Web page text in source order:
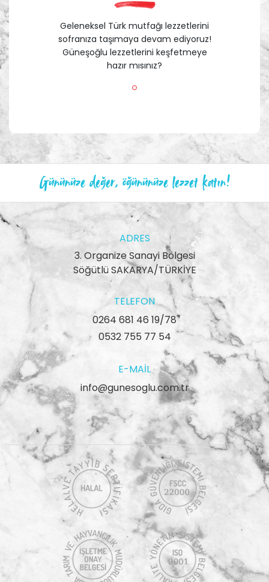
Geleneksel Türk mutfağı lezzetlerini
sofranıza taşımaya devam ediyoruz!
Güneşoğlu lezzetlerini keşfetmeye
hazır mısınız?
Gününüze değer, öğününüze lezzet katın!
ADRES
3. Organize Sanayi Bölgesi
Söğütlü SAKARYA/TÜRKİYE
TELEFON
0264 681 46 19/78
0532 755 77 54
E-MAIL
info@gunesoglu.com.tr